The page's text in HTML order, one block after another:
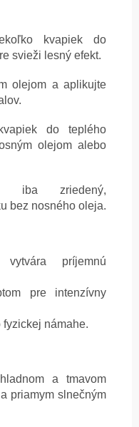
kvapiek do
svieži lesný efekt.
olejom a aplikujte
do teplého
olejom alebo
iba zriedený,
bez nosného oleja.
príjemnú
pre intenzívny
námahe.
a tmavom
priamym slnečným